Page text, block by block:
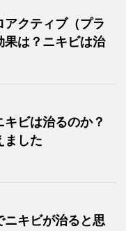
アクティブ（プラ
果は？ニキビは治
ビは治るのか？
ました
ニキビが治ると思